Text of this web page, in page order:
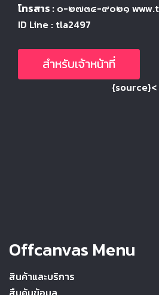
โทรสาร : ๐-๒๗๓๔-๙๐๒๑
ID Line : tla2497
สำหรับเจ้าหน้าที่
{source}<
Offcanvas Menu
สินค้าและบริการ